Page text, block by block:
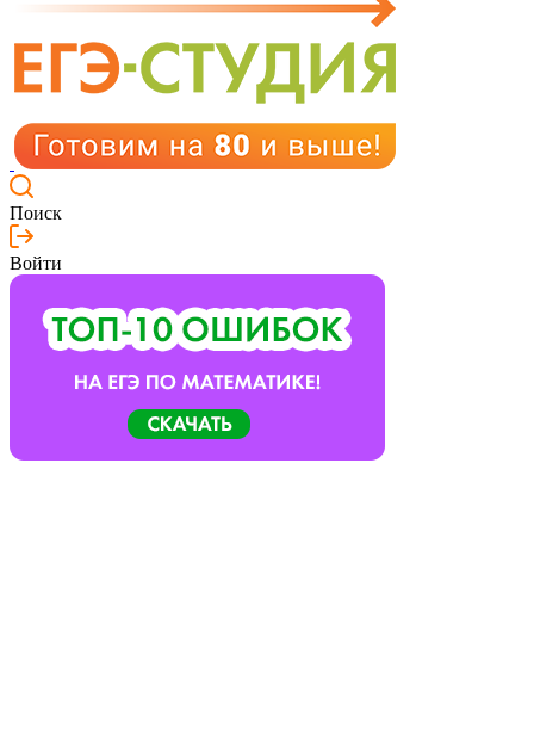
Поиск
Войти